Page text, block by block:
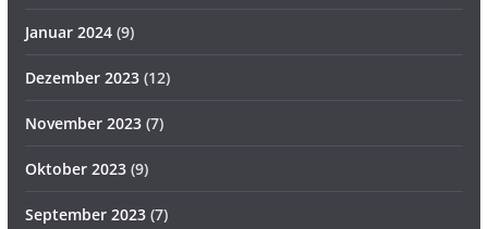
Januar 2024(9)
Dezember 2023(12)
November 2023(7)
Oktober 2023(9)
September 2023(7)